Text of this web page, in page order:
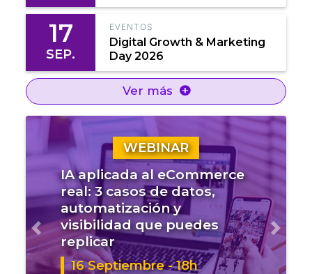
17
SEP.
EVENTOS
Digital Growth & Marketing
Day 2026
Ver más
WEBINAR
IA aplicada al eCommerce
real: 3 casos de datos,
automatización y
visibilidad que puedes
replicar
16 Septiembre - 18h
Anterior